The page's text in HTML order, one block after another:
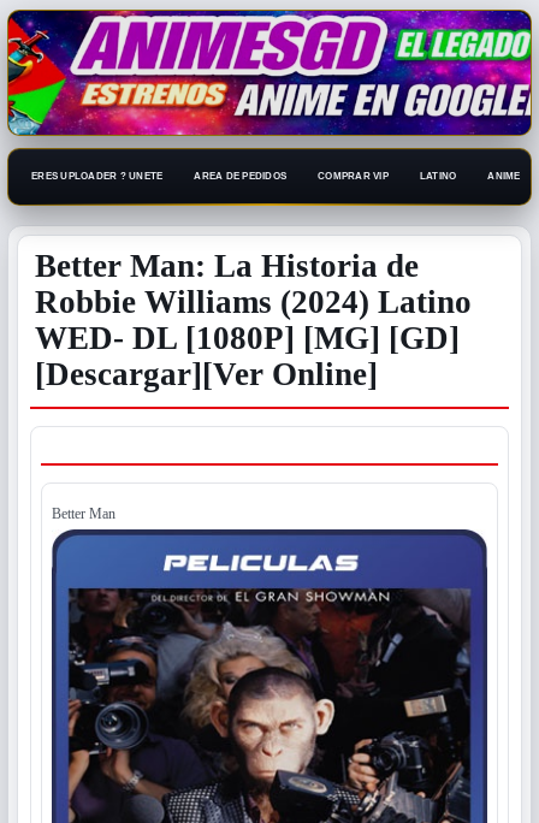
ERES UPLOADER ? UNETE AREA DE PEDIDOS COMPRAR VIP LATINO ANIME
Better Man: La Historia de
Robbie Williams (2024) Latino
WED- DL [1080P] [MG] [GD]
[Descargar][Ver Online]
Better Man